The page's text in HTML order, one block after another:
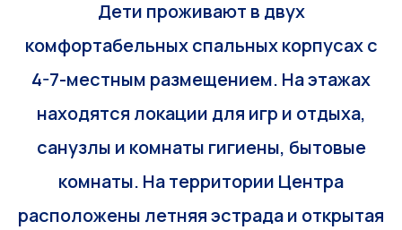
Дети проживают в двух
комфортабельных спальных корпусах с
4-7-местным размещением. На этажах
находятся локации для игр и отдыха,
санузлы и комнаты гигиены, бытовые
комнаты. На территории Центра
расположены летняя эстрада и открытая